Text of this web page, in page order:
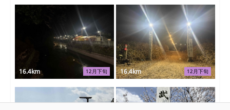
12月下旬
16.4km 12月下旬
16.4km